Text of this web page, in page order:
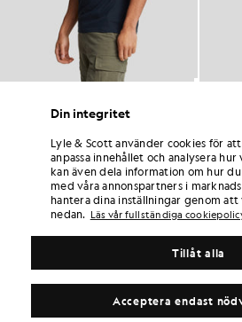
£55.00
Din integritet
Lyle & Scott använder cookies för
anpassa innehållet och analysera
kan även dela information om hur
med våra annonspartners i
hantera dina inställningar genom att
nedan. Läs vår fullständiga
Acceptera endast
Tillåt alla